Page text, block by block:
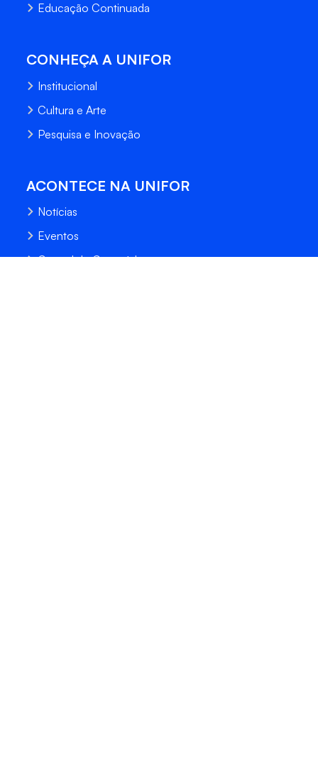
Educação Continuada
CONHEÇA A UNIFOR
Institucional
Cultura e Arte
Pesquisa e Inovação
ACONTECE NA UNIFOR
Notícias
Eventos
Central de Conteúdo